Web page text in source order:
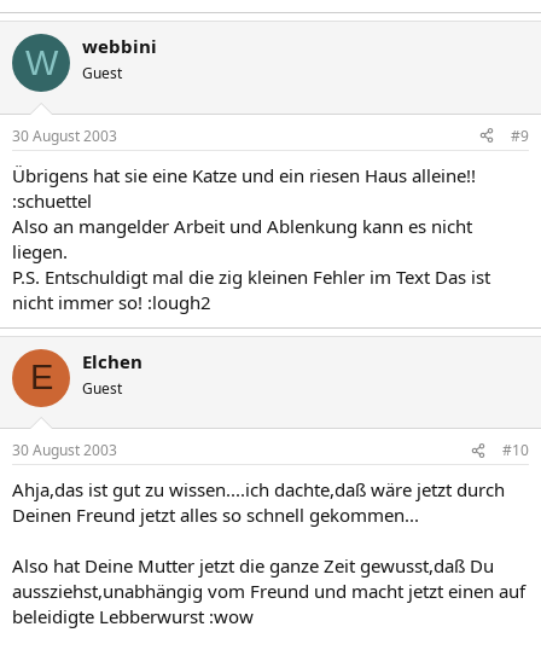
W webbini
Guest
30 August 2003 #9
Übrigens hat sie eine Katze und ein riesen Haus alleine!!
:schuettel
Also an mangelder Arbeit und Ablenkung kann es nicht
liegen.
P.S. Entschuldigt mal die zig kleinen Fehler im Text Das ist
nicht immer so! :lough2
E Elchen
Guest
30 August 2003 #10
Ahja,das ist gut zu wissen....ich dachte,daß wäre jetzt durch
Deinen Freund jetzt alles so schnell gekommen...
Also hat Deine Mutter jetzt die ganze Zeit gewusst,daß Du
aussziehst,unabhängig vom Freund und macht jetzt einen auf
beleidigte Lebberwurst :wow